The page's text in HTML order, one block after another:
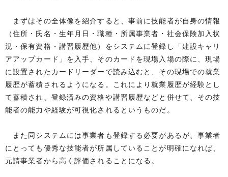
まずはその全体像を紹介すると、事前に技能者が自身の情報
（住所・氏名・生年月日・職種・所属事業者・社会保険加入状
況・保有資格・講習履歴他）をシステムに登録し「建設キャリ
アアップカード」を入手、そのカードを現場入場の際に、現場
に設置されたカードリーダーで読み込むと、その現場での就業
履歴が蓄積されるようになる。これにより就業履歴が経験とし
て蓄積され、登録済みの資格や講習履歴などと併せて、その技
能者の能力や経験が可視化されるというものだ。
また同システムには事業者も登録する必要があるが、事業者
にとっても優秀な技能者が所属していることが明確になれば、
元請事業者から高く評価されることになる。